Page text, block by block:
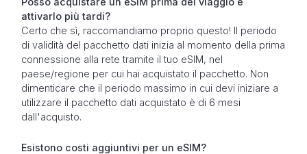
attivarlo più tardi?
Certo che sì, raccomandiamo proprio questo! Il periodo
di validità del pacchetto dati inizia al momento della prima
connessione alla rete tramite il tuo eSIM, nel
paese/regione per cui hai acquistato il pacchetto. Non
dimenticare che il periodo massimo in cui devi iniziare a
utilizzare il pacchetto dati acquistato è di 6 mesi
dall'acquisto.
Esistono costi aggiuntivi per un eSIM?